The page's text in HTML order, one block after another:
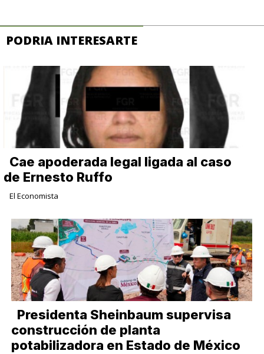
PODRIA INTERESARTE
Cae apoderada legal ligada al caso
de Ernesto Ruffo
El Economista
Presidenta Sheinbaum supervisa
construcción de planta
potabilizadora en Estado de México